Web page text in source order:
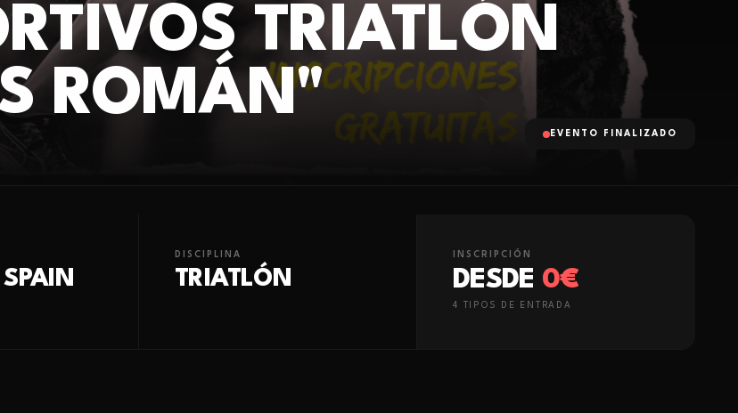
TRIATLÓN
ROMÁN"
EVENTO FINALIZADO
DISCIPLINA
TRIATLÓN
INSCRIPCIÓN
DESDE 0€
4 TIPO S DE ENTRADA